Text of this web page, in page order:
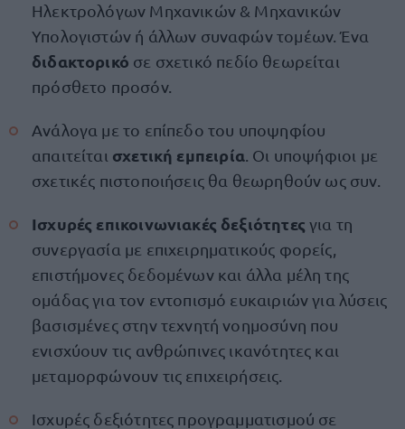
Ηλεκτρολόγων Μηχανικών & Μηχανικών
Υπολογιστών ή άλλων συναφών τομέων. Ένα
διδακτορικό σε σχετικό πεδίο θεωρείται
πρόσθετο προσόν.
Ανάλογα με το επίπεδο του υποψηφίου
απαιτείται σχετική εμπειρία . Οι υποψήφιοι με
σχετικές πιστοποιήσεις θα θεωρηθούν ως συν.
Ισχυρές επικοινωνιακές δεξιότητες για τη
συνεργασία με επιχειρηματικούς φορείς,
επιστήμονες δεδομένων και άλλα μέλη της
ομάδας για τον εντοπισμό ευκαιριών για λύσεις
βασισμένες στην τεχνητή νοημοσύνη που
ενισχύουν τις ανθρώπινες ικανότητες και
μεταμορφώνουν τις επιχειρήσεις.
Ισχυρές δεξιότητες προγραμματισμού σε